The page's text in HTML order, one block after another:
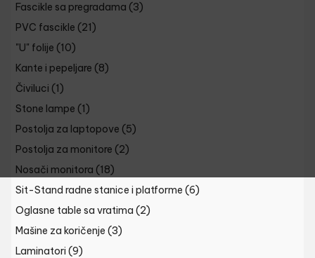
Fascikle sa pregradama (3)
PVC fascikle (21)
"U" folije (10)
Kante i pepeljare (8)
Čiviluci (1)
Stone lampe (1)
Postolja za laptopove (5)
Postolja za monitore (2)
Nosači monitora (18)
Sit-Stand radne stanice i platforme (6)
Oglasne table sa vratima (2)
Mašine za koričenje (3)
Laminatori (9)